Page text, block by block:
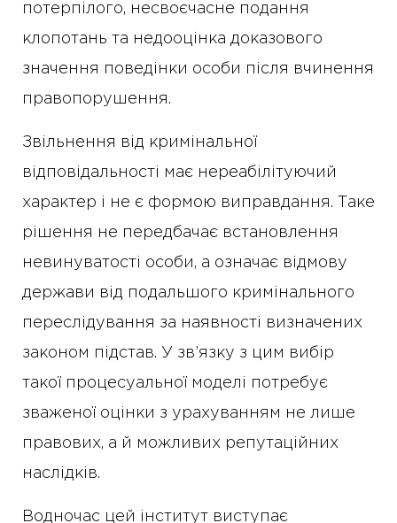
потерпілого, несвоєчасне подання
клопотань та недооцінка доказового
значення поведінки особи після вчинення
правопорушення.
Звільнення від кримінальної
відповідальності має нереабілітуючий
характер і не є формою виправдання. Таке
рішення не передбачає встановлення
невинуватості особи, а означає відмову
держави від подальшого кримінального
переслідування за наявності визначених
законом підстав. У зв’язку з цим вибір
такої процесуальної моделі потребує
зваженої оцінки з урахуванням не лише
правових, а й можливих репутаційних
наслідків.
Водночас цей інститут виступає